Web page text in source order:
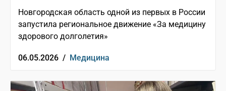
Новгородская область одной из первых в России
запустила региональное движение «За медицину
здорового долголетия»
06.05.2026 / Медицина